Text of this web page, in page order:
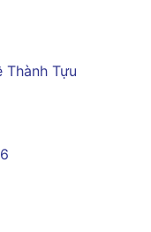
Thành Tựu